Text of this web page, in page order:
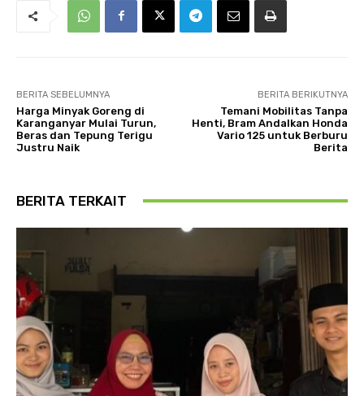
BERITA SEBELUMNYA
Harga Minyak Goreng di
Karanganyar Mulai Turun,
Beras dan Tepung Terigu
Justru Naik
BERITA BERIKUTNYA
Temani Mobilitas Tanpa
Henti, Bram Andalkan Honda
Vario 125 untuk Berburu
Berita
BERITA TERKAIT